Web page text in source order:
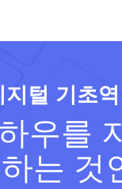
지털 기초
우를
하는 것